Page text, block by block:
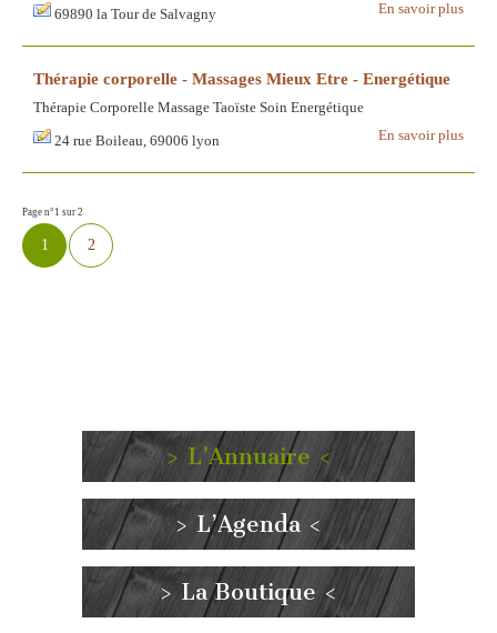
En savoir plus
69890 la Tour de Salvagny
Thérapie corporelle - Massages Mieux Etre - Energétique
Thérapie Corporelle Massage Taoïste Soin Energétique
En savoir plus
24 rue Boileau, 69006 lyon
Page n°1 sur 2
1 2
> L’Annuaire <
> L’Agenda <
> La Boutique <